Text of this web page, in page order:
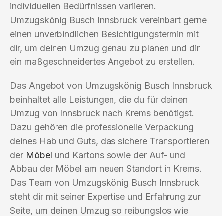
individuellen Bedürfnissen variieren.
Umzugskönig Busch Innsbruck vereinbart gerne
einen unverbindlichen Besichtigungstermin mit
dir, um deinen Umzug genau zu planen und dir
ein maßgeschneidertes Angebot zu erstellen.
Das Angebot von Umzugskönig Busch Innsbruck
beinhaltet alle Leistungen, die du für deinen
Umzug von Innsbruck nach Krems benötigst.
Dazu gehören die professionelle Verpackung
deines Hab und Guts, das sichere Transportieren
der Möbel und Kartons sowie der Auf- und
Abbau der Möbel am neuen Standort in Krems.
Das Team von Umzugskönig Busch Innsbruck
steht dir mit seiner Expertise und Erfahrung zur
Seite, um deinen Umzug so reibungslos wie